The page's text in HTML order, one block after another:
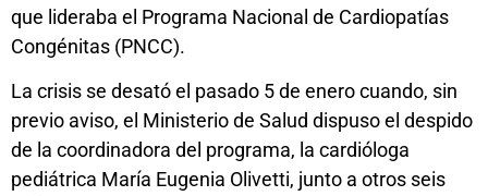
que lideraba el Programa Nacional de Cardiopatías
Congénitas (PNCC).
La crisis se desató el pasado 5 de enero cuando, sin
previo aviso, el Ministerio de Salud dispuso el despido
de la coordinadora del programa, la cardióloga
pediátrica María Eugenia Olivetti, junto a otros seis